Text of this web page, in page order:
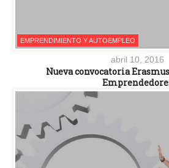
EMPRENDIMIENTO Y AUTOEMPLEO
abril 10, 2016
Nueva convocatoria